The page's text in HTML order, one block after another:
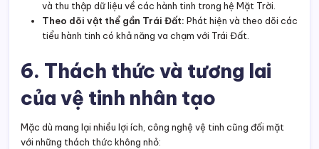
và thu thập dữ liệu về các hành tinh trong hệ Mặt Trời.
Theo dõi vật thể gần Trái Đất: Phát hiện và theo dõi các
tiểu hành tinh có khả năng va chạm với Trái Đất.
6. Thách thức và tương lai
của vệ tinh nhân tạo
Mặc dù mang lại nhiều lợi ích, công nghệ vệ tinh cũng đối mặt
với những thách thức không nhỏ: